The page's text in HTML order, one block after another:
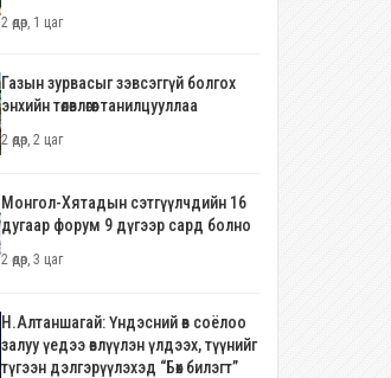
2 өдөр, 1 цаг
Газын зурвасыг зэвсэггүй болгох
энхийн төлөвлөгөөг танилцууллаа
2 өдөр, 2 цаг
Монгол-Хятадын сэтгүүлчдийн 16
дугаар форум 9 дүгээр сард болно
2 өдөр, 3 цаг
Н.Алтаншагай: Үндэсний өв соёлоо
залуу үедээ өвлүүлэн үлдээх, түүнийг
түгээн дэлгэрүүлэхэд “Бөх билэгт”